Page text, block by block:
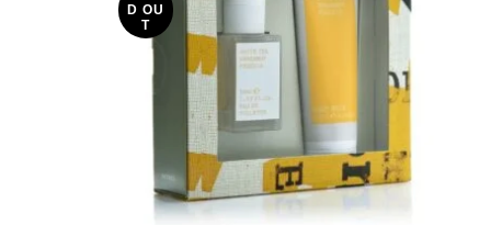
D OU
T